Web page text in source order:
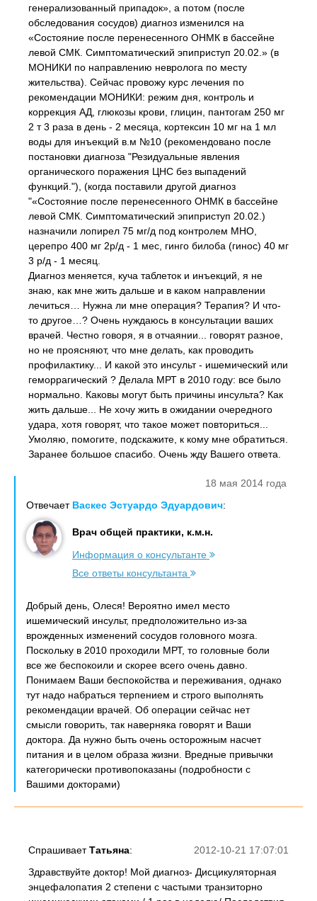
генерализованный припадок», а потом (после
обследования сосудов) диагноз изменился на
«Состояние после перенесенного ОНМК в бассейне
левой СМК. Симптоматический эпиприступ 20.02.» (в
МОНИКИ по направлению невролога по месту
жительства). Сейчас провожу курс лечения по
рекомендации МОНИКИ: режим дня, контроль и
коррекция АД, глюкозы крови, глицин, пантогам 250 мг
2 т 3 раза в день - 2 месяца, кортексин 10 мг на 1 мл
воды для инъекций в.м №10 (рекомендовано после
постановки диагноза "Резидуальные явления
органического поражения ЦНС без выпадений
функций."), (когда поставили другой диагноз
"«Состояние после перенесенного ОНМК в бассейне
левой СМК. Симптоматический эпиприступ 20.02.)
назначили лопирел 75 мг/д под контролем МНО,
церепро 400 мг 2р/д - 1 мес, гинго билоба (гинос) 40 мг
3 р/д - 1 месяц.
Диагноз меняется, куча таблеток и инъекций, я не
знаю, как мне жить дальше и в каком направлении
лечиться… Нужна ли мне операция? Терапия? И что-
то другое…? Очень нуждаюсь в консультации ваших
врачей. Честно говоря, я в отчаянии... говорят разное,
но не проясняют, что мне делать, как проводить
профилактику... И какой это инсульт - ишемический или
геморрагический ? Делала МРТ в 2010 году: все было
нормально. Каковы могут быть причины инсульта? Как
жить дальше... Не хочу жить в ожидании очередного
удара, хотя говорят, что такое может повториться...
Умоляю, помогите, подскажите, к кому мне обратиться.
Заранее большое спасибо. Очень жду Вашего ответа.
18 мая 2014 года
Отвечает Васкес Эстуардо Эдуардович:
Врач общей практики, к.м.н.
Информация о консультанте
Все ответы консультанта
Добрый день, Oлеся! Вероятно имел место
ишемический инсульт, предположительно из-за
врожденных изменений сосудов головного мозга.
Поскольку в 2010 проходили МРТ, то головные боли
все же беспокоили и скорее всего очень давно.
Понимаем Ваши беспокойства и переживания, однако
тут надо набраться терпением и строго выполнять
рекомендации врачей. Об операции сейчас нет
смысли говорить, так наверняка говорят и Ваши
доктора. Да нужно быть очень осторожным насчет
питания и в целом образа жизни. Вредные привычки
категорически противопоказаны (подробности с
Вашими докторами)
2012-10-21 17:07:01
СпрашиваетТатьяна:
Здравствуйте доктор! Мой диагноз- Дисцикуляторная
энцефалопатия 2 степени с частыми транзиторно